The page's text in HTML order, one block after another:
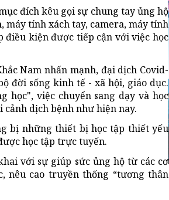
đích kêu gọi sự chung tay ủng hộ
tính xách tay, camera, máy tính
điều kiện được tiếp cận với việc học
Nam nhấn mạnh, đại dịch Covid-
đời sống kinh tế - xã hội, giáo dục.
việc chuyển sang dạy và học
dịch bệnh như hiện nay.
bị những thiết bị học tập thiết yếu
học tập trực tuyến.
với sự giúp sức ủng hộ từ các cơ
nêu cao truyền thống “tương thân